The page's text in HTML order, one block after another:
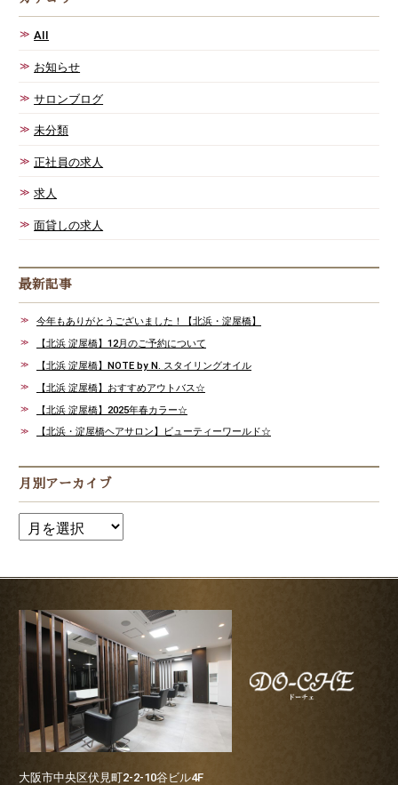
AII
お知らせ
サロンブログ
未分類
正社員の求人
求人
面貸しの求人
最新記事
今年もありがとうございました！【北浜・淀屋橋】
【北浜 淀屋橋】12月のご予約について
【北浜 淀屋橋】NOTE by N. スタイリングオイル
【北浜 淀屋橋】おすすめアウトバス☆
【北浜 淀屋橋】2025年春カラー☆
【北浜・淀屋橋ヘアサロン】ビューティーワールド☆
月別アーカイブ
大阪市中央区伏見町2-2-10谷ビル4F